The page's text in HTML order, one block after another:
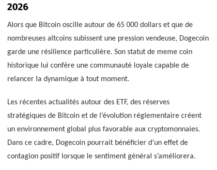
2026
Alors que Bitcoin oscille autour de 65 000 dollars et que de
nombreuses altcoins subissent une pression vendeuse, Dogecoin
garde une résilience particulière. Son statut de meme coin
historique lui confère une communauté loyale capable de
relancer la dynamique à tout moment.
Les récentes actualités autour des ETF, des réserves
stratégiques de Bitcoin et de l’évolution réglementaire créent
un environnement global plus favorable aux cryptomonnaies.
Dans ce cadre, Dogecoin pourrait bénéficier d’un effet de
contagion positif lorsque le sentiment général s’améliorera.